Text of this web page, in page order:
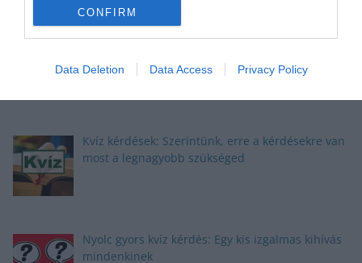
CONFIRM
Data Deletion Data Access Privacy Policy
Kvíz: Megbirkózol ezekkel az érdekes
Kvíz kérdések: Szerintünk, erre a kérdésekre van
most a legnagyobb szükséged
Nyolc gyors kvíz kérdés: Egy kis izgalmas kihívás
mindenkinek